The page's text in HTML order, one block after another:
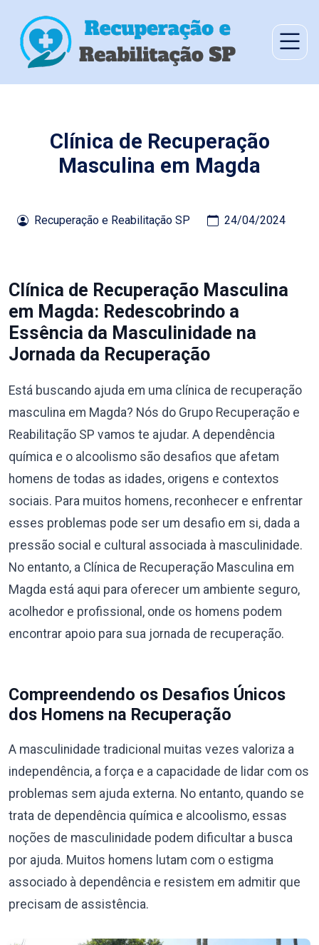
Clínica de Recuperação
Masculina em Magda
Recuperação e Reabilitação SP 24/04/2024
Clínica de Recuperação Masculina
em Magda: Redescobrindo a
Essência da Masculinidade na
Jornada da Recuperação
Está buscando ajuda em uma clínica de recuperação
masculina em Magda? Nós do Grupo Recuperação e
Reabilitação SP vamos te ajudar. A dependência
química e o alcoolismo são desafios que afetam
homens de todas as idades, origens e contextos
sociais. Para muitos homens, reconhecer e enfrentar
esses problemas pode ser um desafio em si, dada a
pressão social e cultural associada à masculinidade.
No entanto, a Clínica de Recuperação Masculina em
Magda está aqui para oferecer um ambiente seguro,
acolhedor e profissional, onde os homens podem
encontrar apoio para sua jornada de recuperação.
Compreendendo os Desafios Únicos
dos Homens na Recuperação
A masculinidade tradicional muitas vezes valoriza a
independência, a força e a capacidade de lidar com os
problemas sem ajuda externa. No entanto, quando se
trata de dependência química e alcoolismo, essas
noções de masculinidade podem dificultar a busca
por ajuda. Muitos homens lutam com o estigma
associado à dependência e resistem em admitir que
precisam de assistência.